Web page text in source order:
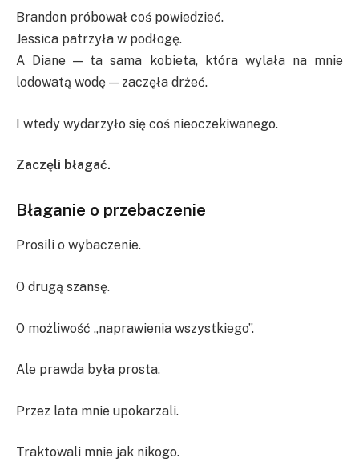
Brandon próbował coś powiedzieć.
Jessica patrzyła w podłogę.
A Diane — ta sama kobieta, która wylała na mnie
lodowatą wodę — zaczęła drżeć.
I wtedy wydarzyło się coś nieoczekiwanego.
Zaczęli błagać.
Błaganie o przebaczenie
Prosili o wybaczenie.
O drugą szansę.
O możliwość „naprawienia wszystkiego”.
Ale prawda była prosta.
Przez lata mnie upokarzali.
Traktowali mnie jak nikogo.